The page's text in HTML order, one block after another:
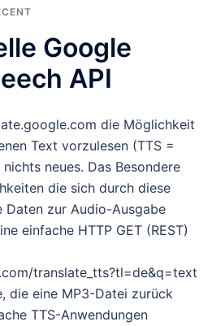
Google
API
die Möglichkeit
Text vorzulesen (TTS =
neues. Das Besondere
die sich durch diese
zur Audio-Ausgabe
einfache HTTP GET (REST)
translate_tts?tl=de&q=text
eine MP3-Datei zurück
TTS-Anwendungen